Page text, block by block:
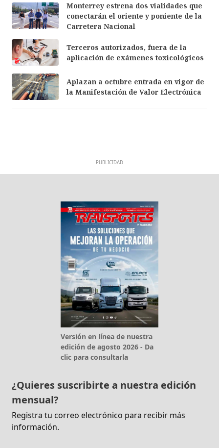
Monterrey estrena dos vialidades que
conectarán el oriente y poniente de la
Carretera Nacional
Terceros autorizados, fuera de la
aplicación de exámenes toxicológicos
Aplazan a octubre entrada en vigor de
la Manifestación de Valor Electrónica
PUBLICIDAD
Versión en línea de nuestra
edición de agosto 2026 - Da
clic para consultarla
¿Quieres suscribirte a nuestra edición
mensual?
Registra tu correo electrónico para recibir más
información.